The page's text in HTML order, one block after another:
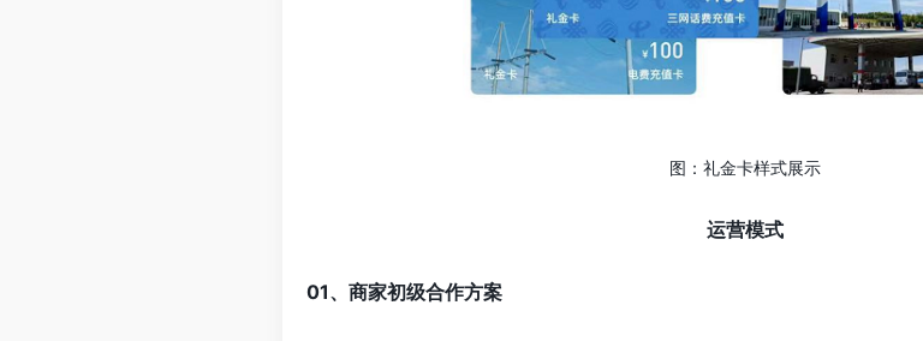
图：礼金卡样式展示
运营模式
01、商家初级合作方案